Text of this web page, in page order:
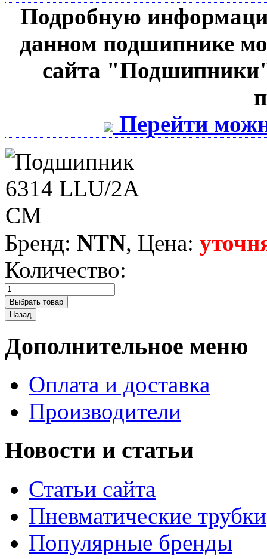
Подробную
данном подшипнике
сайта
Перейти
Бренд: NTN, Цена:
Количество:
Дополнительное меню
Оплата и доставка
Производители
Новости и статьи
Статьи сайта
Пневматические трубки
Популярные бренды